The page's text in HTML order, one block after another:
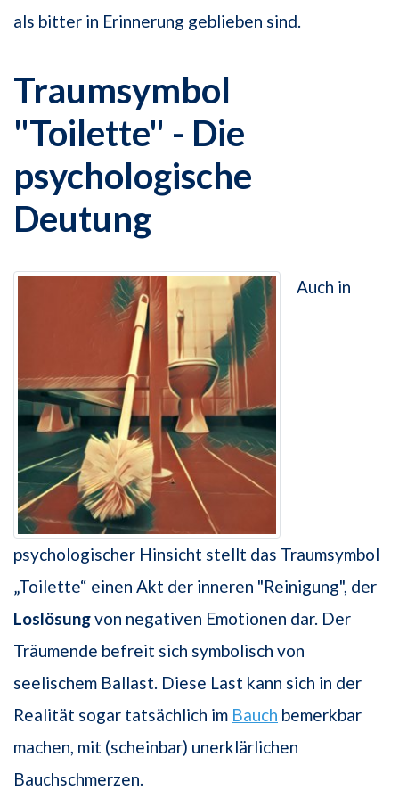
als bitter in Erinnerung geblieben sind.
Traumsymbol
"Toilette" - Die
psychologische
Deutung
Auch in
psychologischer Hinsicht stellt das Traumsymbol
„Toilette“ einen Akt der inneren "Reinigung", der
Loslösungvon negativen Emotionen dar. Der
Träumende befreit sich symbolisch von
seelischem Ballast. Diese Last kann sich in der
Realität sogar tatsächlich im Bauch bemerkbar
machen, mit (scheinbar) unerklärlichen
Bauchschmerzen.